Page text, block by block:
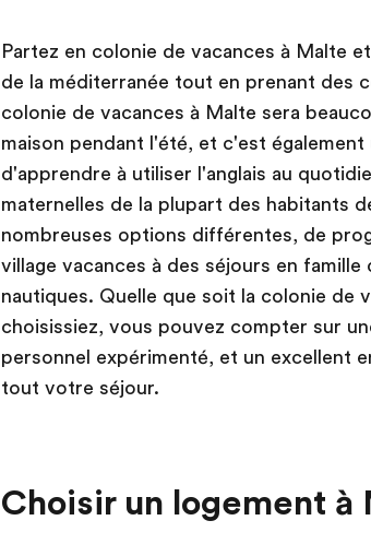
Partez en colonie de vacances à Malte
de la méditerranée tout en prenant des
colonie de vacances à Malte sera
maison pendant l'été, et c'est
d'apprendre à utiliser l'anglais au
maternelles de la plupart des habitants
nombreuses options différentes, de
village vacances à des séjours en
nautiques. Quelle que soit la colonie de
choisissiez, vous pouvez compter sur
personnel expérimenté, et un excellent
tout votre séjour.
Choisir un logement à